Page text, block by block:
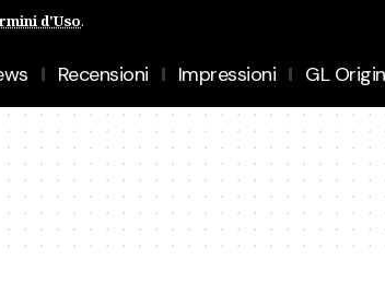
d'Uso.
Recensioni Impressioni GL